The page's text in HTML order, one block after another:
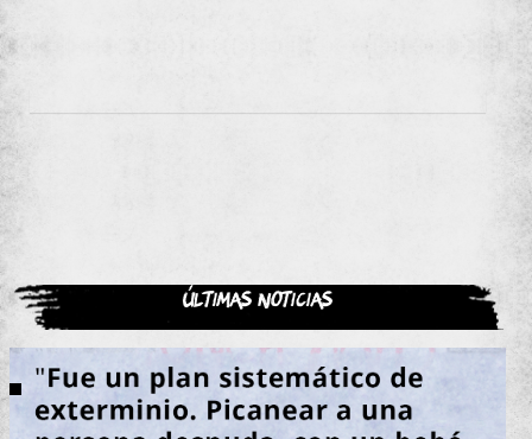
Últimas noticias